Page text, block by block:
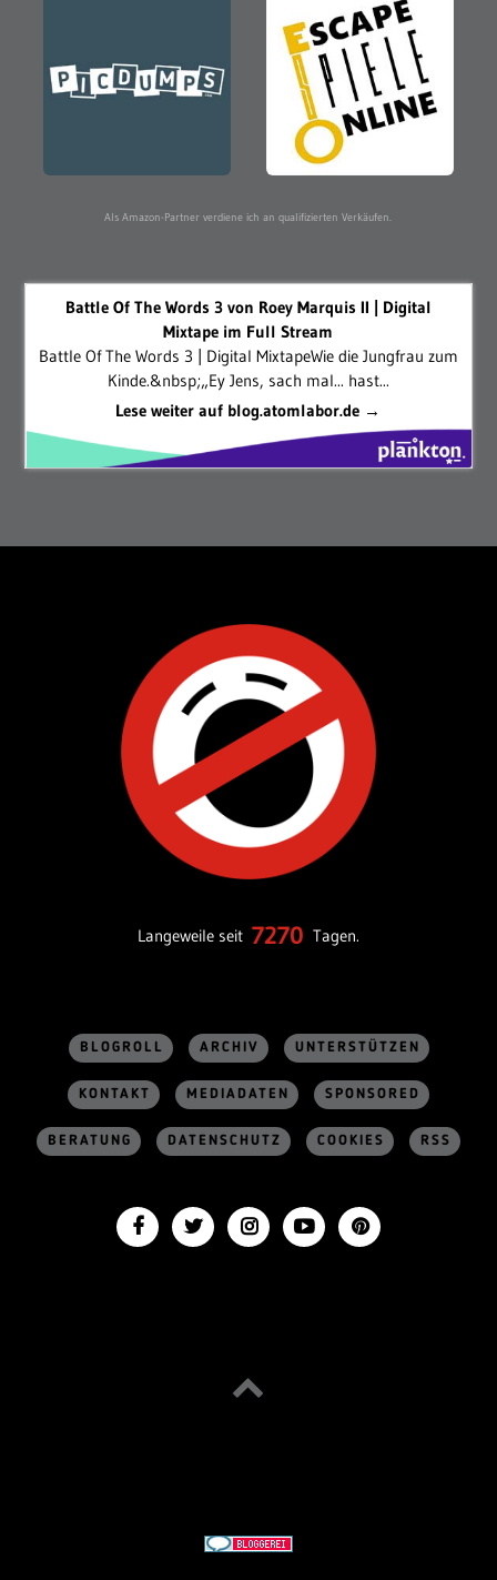
Als Amazon-Partner verdiene ich an qualifizierten Verkäufen.
Battle Of The Words 3 von Roey Marquis II | Digital
Mixtape im Full Stream
Battle Of The Words 3 | Digital MixtapeWie die Jungfrau zum
Kinde.&nbsp;„Ey Jens, sach mal... hast...
Lese weiter auf blog.atomlabor.de →
Langeweile seit 7270 Tagen.
BLOGROLL ARCHIV UNTERSTÜTZEN
KONTAKT MEDIADATEN SPONSORED
BERATUNG DATENSCHUTZ COOKIES RSS